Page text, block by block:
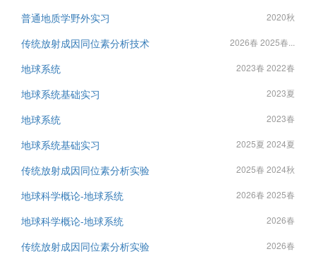
普通地质学野外实习 2020秋
传统放射成因同位素分析技术 2026春 2025春...
地球系统 2023春 2022春
地球系统基础实习 2023夏
地球系统 2023春
地球系统基础实习 2025夏 2024夏
传统放射成因同位素分析实验 2025春 2024秋
地球科学概论-地球系统 2026春 2025春
地球科学概论-地球系统 2026春
传统放射成因同位素分析实验 2026春